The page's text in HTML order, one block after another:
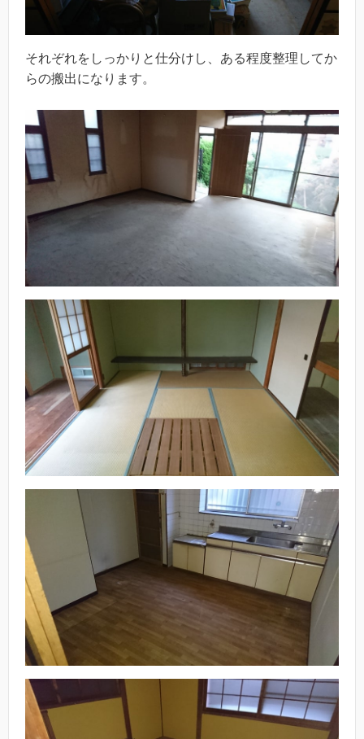
それぞれをしっかりと仕分けし、ある程度整理してか
らの搬出になります。